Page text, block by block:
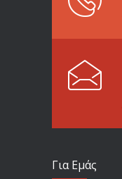
Για Εμάς